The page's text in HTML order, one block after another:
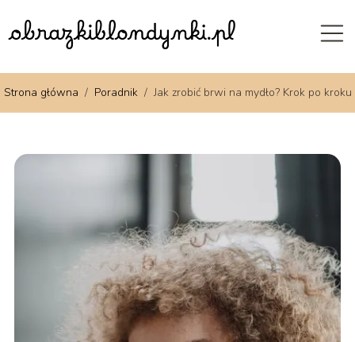
Strona główna / Poradnik /Jak zrobić brwi na mydło? Krok po kroku